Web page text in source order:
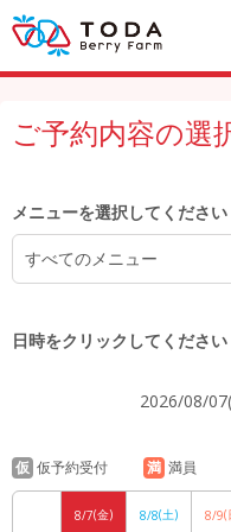
ご予約内容の選
メニューを選択してください
すべてのメニュー
日時をクリックしてください
2026/08/
仮 仮予約受付 満 満員
8/7(金) 8/8(土) 8/9(
6:00